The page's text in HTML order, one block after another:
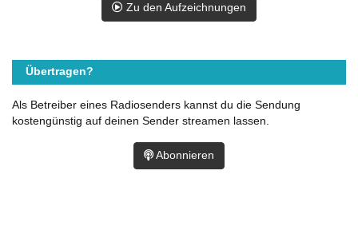
Zu den Aufzeichnungen
Übertragen?
Als Betreiber eines Radiosenders kannst du die Sendung
kostengünstig auf deinen Sender streamen lassen.
Abonnieren